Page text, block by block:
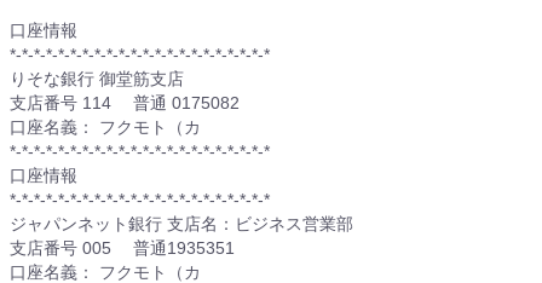
口座情報
*-*-*-*-*-*-*-*-*-*-*-*-*-*-*-*-*-*-*-*-*-*
りそな銀行 御堂筋支店
支店番号 114 普通 0175082
口座名義： フクモト（カ
*-*-*-*-*-*-*-*-*-*-*-*-*-*-*-*-*-*-*-*-*-*
口座情報
*-*-*-*-*-*-*-*-*-*-*-*-*-*-*-*-*-*-*-*-*-*
ジャパンネット銀行 支店名：ビジネス営業部
支店番号 005 普通1935351
口座名義： フクモト（カ